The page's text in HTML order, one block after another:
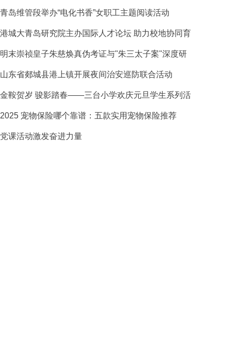
青岛维管段举办“电化书香”女职工主题阅读活动
港城大青岛研究院主办国际人才论坛 助力校地协同育
明末崇祯皇子朱慈焕真伪考证与"朱三太子案"深度研
山东省郯城县港上镇开展夜间治安巡防联合活动
金鞍贺岁 骏影踏春——三台小学欢庆元旦学生系列活
2025 宠物保险哪个靠谱：五款实用宠物保险推荐
党课活动激发奋进力量